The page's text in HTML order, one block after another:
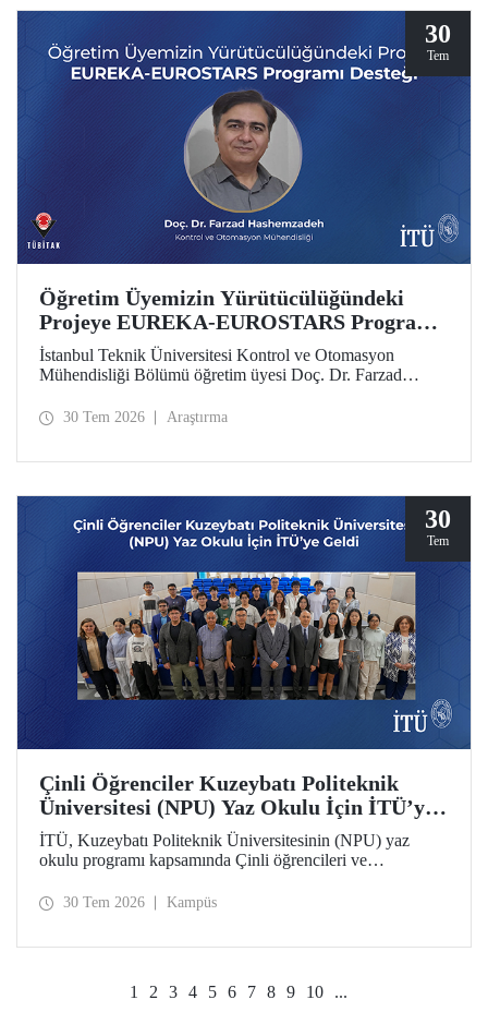
30
Tem
Öğretim Üyemizin Yürütücülüğündeki
Projeye EUREKA-EUROSTARS Programı
Desteği
İstanbul Teknik Üniversitesi Kontrol ve Otomasyon
Mühendisliği Bölümü öğretim üyesi Doç. Dr. Farzad
Driven Resilient Power Systems: Revolutionizing Energy
30 Tem 2026 Araştırma
30
Tem
Çinli Öğrenciler Kuzeybatı Politeknik
Üniversitesi (NPU) Yaz Okulu İçin İTÜ’ye
Geldi
İTÜ, Kuzeybatı Politeknik Üniversitesinin (NPU) yaz
okulu programı kapsamında Çinli öğrencileri ve
30 Tem 2026 Kampüs
1 2 3 4 5 6 7 8 9 10 ...